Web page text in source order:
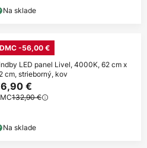
Na sklade
DMC -56,00 €
LED panel Livel, 4000K, 62 cm x
cm, strieborný, kov
€
132,90 €
Na sklade